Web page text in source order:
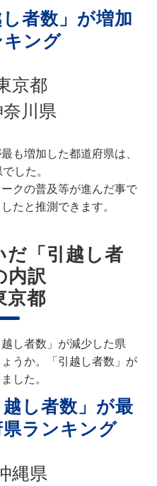
者数」が増加
キング
京都
川県
も増加した都道府県は、
した。
クの普及等が進んだ事で
たと推測できます。
だ「引越し者
内訳
京都
し者数」が減少した県
うか。「引越し者数」が
した。
し者数」が最
ランキング
縄県